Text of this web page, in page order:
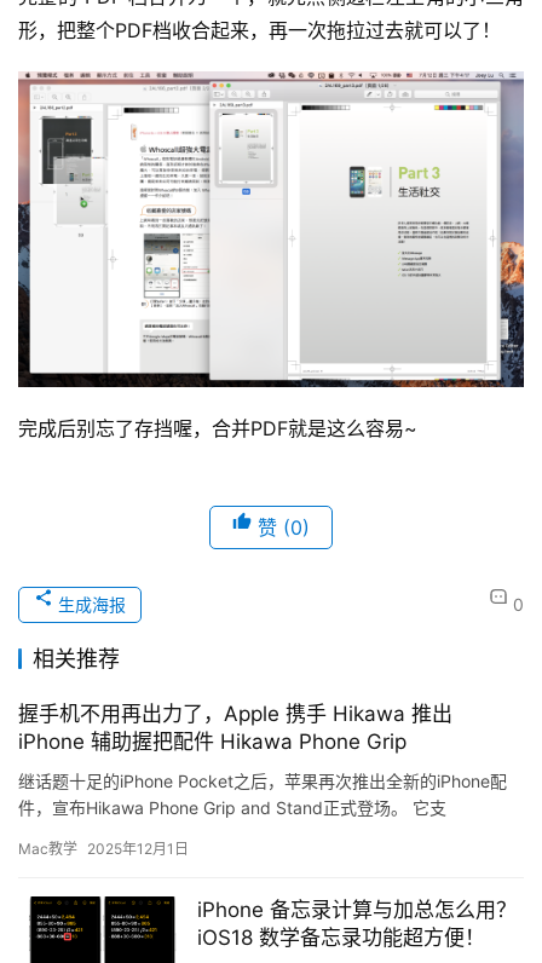
形，把整个PDF档收合起来，再一次拖拉过去就可以了！
完成后别忘了存挡喔，合并PDF就是这么容易~
赞 (0)
0
生成海报
相关推荐
握手机不用再出力了，Apple 携手 Hikawa 推出
iPhone 辅助握把配件 Hikawa Phone Grip
继话题十足的iPhone Pocket之后，苹果再次推出全新的iPhone配
件，宣布Hikawa Phone Grip and Stand正式登场。 它支
Mac教学 2025年12月1日
iPhone 备忘录计算与加总怎么用？
iOS18 数学备忘录功能超方便！